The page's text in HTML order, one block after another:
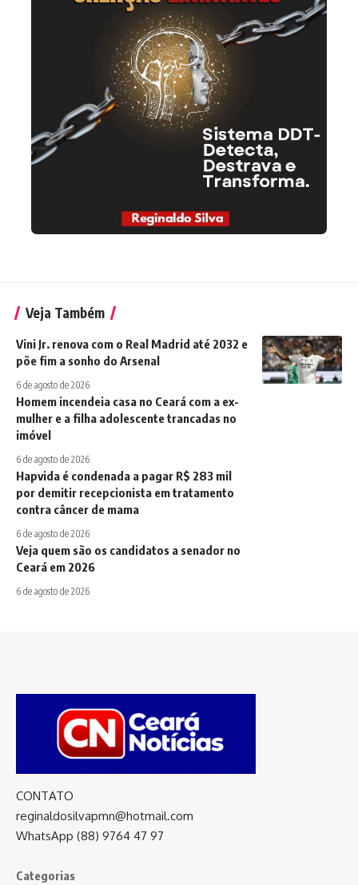
Veja Também
Vini Jr. renova com o Real Madrid até 2032 e
põe fim a sonho do Arsenal
6 de agosto de 2026
Homem incendeia casa no Ceará com a ex-
mulher e a filha adolescente trancadas no
imóvel
6 de agosto de 2026
Hapvida é condenada a pagar R$ 283 mil
por demitir recepcionista em tratamento
contra câncer de mama
6 de agosto de 2026
Veja quem são os candidatos a senador no
Ceará em 2026
6 de agosto de 2026
CONTATO
reginaldosilvapmn@hotmail.com
WhatsApp (88) 9764 47 97
Categorias